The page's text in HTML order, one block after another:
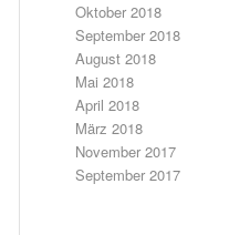
Oktober 2018
September 2018
August 2018
Mai 2018
April 2018
März 2018
November 2017
September 2017